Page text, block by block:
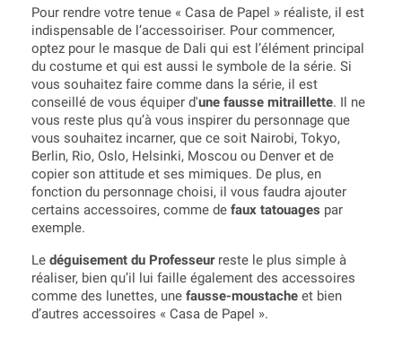
Pour rendre votre tenue « Casa de Papel » réaliste, il est
indispensable de l’accessoiriser. Pour commencer,
optez pour le masque de Dali qui est l’élément principal
du costume et qui est aussi le symbole de la série. Si
vous souhaitez faire comme dans la série, il est
conseillé de vous équiper d'une fausse mitraillette. Il ne
vous reste plus qu’à vous inspirer du personnage que
vous souhaitez incarner, que ce soit Nairobi, Tokyo,
Berlin, Rio, Oslo, Helsinki, Moscou ou Denver et de
copier son attitude et ses mimiques. De plus, en
fonction du personnage choisi, il vous faudra ajouter
certains accessoires, comme de faux tatouages par
exemple.
Le déguisement du Professeurreste le plus simple à
réaliser, bien qu’il lui faille également des accessoires
comme des lunettes, une fausse-moustache et bien
d’autres accessoires « Casa de Papel ».